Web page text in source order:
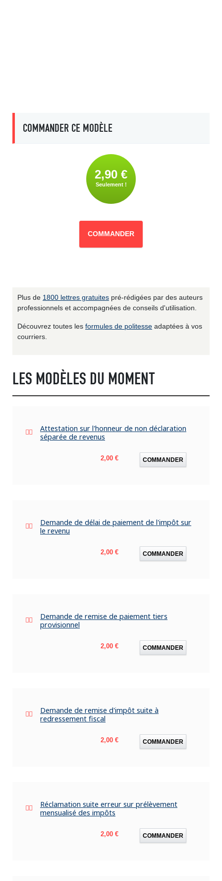
COMMANDER CE MODÈLE
2,90 €
Seulement !
COMMANDER
Plus de 1800 lettres gratuites pré-rédigées par des auteurs
professionnels et accompagnées de conseils d'utilisation.
Découvrez toutes les formules de politesse adaptées à vos
courriers.
LES MODÈLES DU MOMENT
Attestation sur l'honneur de non déclaration
séparée de revenus
Prix
2,00 € COMMANDER
Demande de délai de paiement de l'impôt sur
le revenu
Prix
2,00 € COMMANDER
Demande de remise de paiement tiers
provisionnel
Prix
2,00 € COMMANDER
Demande de remise d'impôt suite à
redressement fiscal
Prix
2,00 € COMMANDER
Réclamation suite erreur sur prélèvement
mensualisé des impôts
Prix
2,00 € COMMANDER